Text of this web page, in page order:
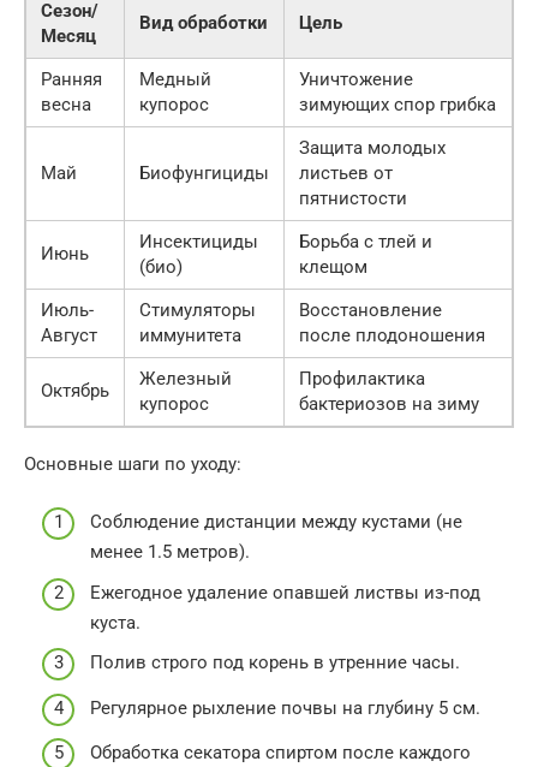
Сезон/
Месяц
Вид обработки Цель
Ранняя
весна
Медный
купорос
Уничтожение
зимующих спор грибка
Май Биофунгициды
Защита молодых
листьев от
пятнистости
Июнь
Инсектициды
(био)
Борьба с тлей и
клещом
Июль-
Август
Стимуляторы
иммунитета
Восстановление
после плодоношения
Октябрь
Железный
купорос
Профилактика
бактериозов на зиму
Основные шаги по уходу:
Соблюдение дистанции между кустами (не
менее 1.5 метров).
Ежегодное удаление опавшей листвы из-под
куста.
Полив строго под корень в утренние часы.
Регулярное рыхление почвы на глубину 5 см.
Обработка секатора спиртом после каждого